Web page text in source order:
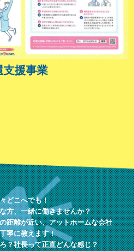
支援事業
どこへでも！
方、一緒に働きませんか？
距離が近い、アットホームな会社
寧に教えます！
？社長って正直どんな感じ？